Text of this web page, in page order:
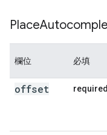
Place
欄位 必填
offset required